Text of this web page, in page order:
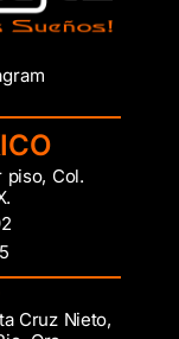
piso, Col.
Cruz Nieto,